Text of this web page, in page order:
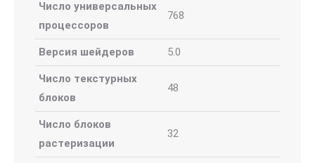
Число универсальных
процессоров
768
Версия шейдеров 5.0
Число текстурных
блоков
48
Число блоков
растеризации
32